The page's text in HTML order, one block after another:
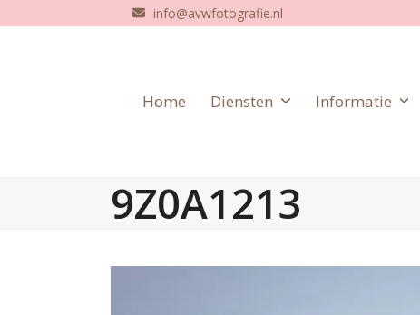
to
info@avwfotografie.nl
Home Diensten Informatie
9Z0A1213